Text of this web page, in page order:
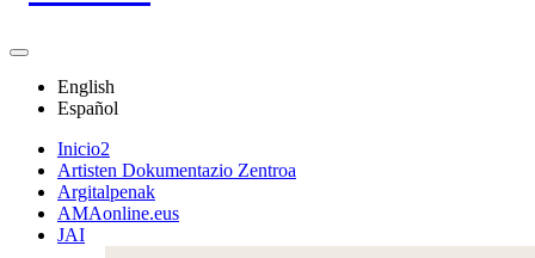
English
Español
Inicio2
Artisten Dokumentazio Zentroa
Argitalpenak
AMAonline.eus
JAI